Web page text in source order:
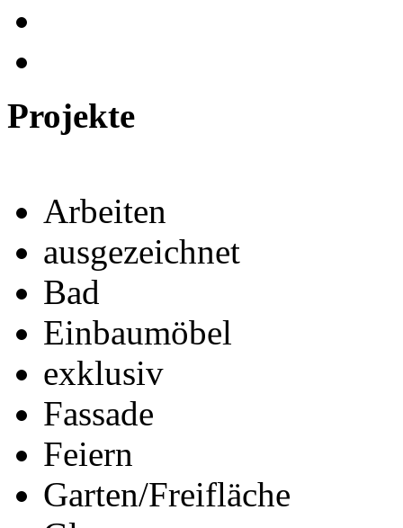
Projekte
Arbeiten
ausgezeichnet
Bad
Einbaumöbel
exklusiv
Fassade
Feiern
Garten/Freifläche